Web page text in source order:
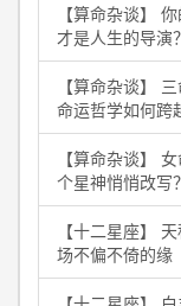
【算命杂谈】
才是人生的导演？
【算命杂谈】
命运哲学如何跨
【算命杂谈】
个星神悄悄改写？
【十二星座】
场不偏不倚的缘